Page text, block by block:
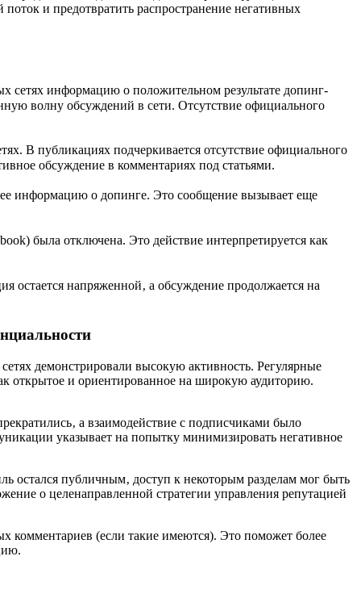
и предотвратить распространение негативных
сетях информацию о положительном результате допинг-
волну обсуждений в сети. Отсутствие официального
В публикациях подчеркивается отсутствие официального
обсуждение в комментариях под статьями.
информацию о допинге. Это сообщение вызывает еще
была отключена. Это действие интерпретируется как
остается напряженной‚ а обсуждение продолжается на
демонстрировали высокую активность. Регулярные
открытое и ориентированное на широкую аудиторию.
а взаимодействие с подписчиками было
указывает на попытку минимизировать негативное
остался публичным‚ доступ к некоторым разделам мог быть
о целенаправленной стратегии управления репутацией
комментариев (если такие имеются). Это поможет более